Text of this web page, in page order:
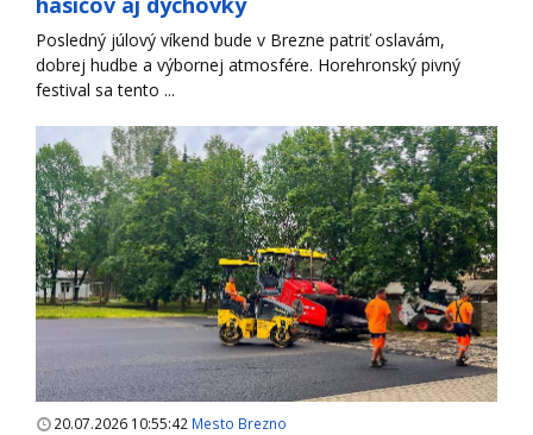
Posledný júlový víkend bude v Brezne patriť oslavám,
dobrej hudbe a výbornej atmosfére. Horehronský pivný
festival sa tento ...
20.07.2026 10:55:42 Mesto Brezno